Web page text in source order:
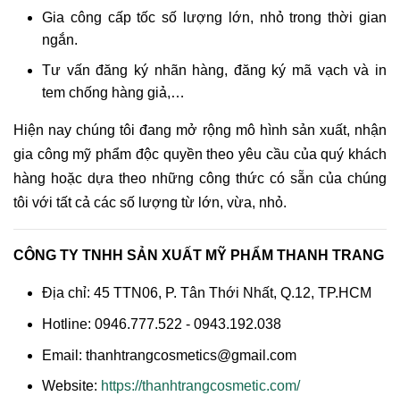
Gia công cấp tốc số lượng lớn, nhỏ trong thời gian
ngắn.
Tư vấn đăng ký nhãn hàng, đăng ký mã vạch và in
tem chống hàng giả,…
Hiện nay chúng tôi đang mở rộng mô hình sản xuất, nhận
gia công mỹ phẩm độc quyền theo yêu cầu của quý khách
hàng hoặc dựa theo những công thức có sẵn của chúng
tôi với tất cả các số lượng từ lớn, vừa, nhỏ.
CÔNG TY TNHH SẢN XUẤT MỸ PHẨM THANH TRANG
Địa chỉ: 45 TTN06, P. Tân Thới Nhất, Q.12, TP.HCM
Hotline: 0946.777.522 - 0943.192.038
Email: thanhtrangcosmetics@gmail.com
Website: https://thanhtrangcosmetic.com/